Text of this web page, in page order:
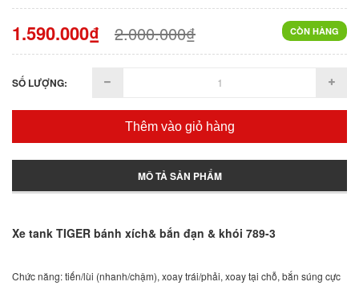
CÒN HÀNG
1.590.000₫ 2.000.000₫
SỐ LƯỢNG:
Thêm vào giỏ hàng
MÔ TẢ SẢN PHẨM
Xe tank TIGER bánh xích& bắn đạn & khói 789-3
Chức năng: tiến/lùi (nhanh/chậm), xoay trái/phải, xoay tại chỗ, bắn súng cực